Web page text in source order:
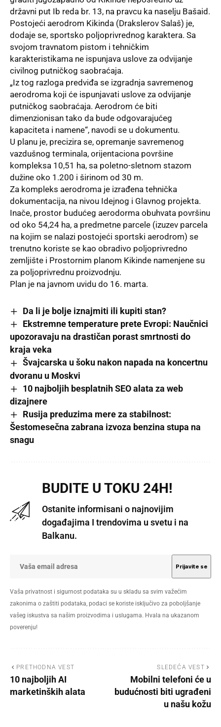
državni put Ib reda br. 13, na pravcu ka naselju Bašaid.
Postojeći aerodrom Kikinda (Drakslerov Salaš) je,
dodaje se, sportsko poljoprivrednog karaktera. Sa
svojom travnatom pistom i tehničkim
karakteristikama ne ispunjava uslove za odvijanje
civilnog putničkog saobraćaja.
„Iz tog razloga predviđa se izgradnja savremenog
aerodroma koji će ispunjavati uslove za odvijanje
putničkog saobraćaja. Aerodrom će biti
dimenzionisan tako da bude odgovarajućeg
kapaciteta i namene“, navodi se u dokumentu.
U planu je, precizira se, opremanje savremenog
vazdušnog terminala, orijentaciona površine
kompleksa 10,51 ha, sa poletno-sletnom stazom
dužine oko 1.200 i širinom od 30 m.
Za kompleks aerodroma je izrađena tehnička
dokumentacija, na nivou Idejnog i Glavnog projekta.
Inače, prostor budućeg aerodorma obuhvata površinu
od oko 54,24 ha, a predmetne parcele (izuzev parcela
na kojim se nalazi postojeći sportski aerodrom) se
trenutno koriste se kao obradivo poljoprivredno
zemljište i Prostornim planom Kikinde namenjene su
za poljoprivrednu proizvodnju.
Plan je na javnom uvidu do 16. marta.
Da li je bolje iznajmiti ili kupiti stan?
Ekstremne temperature prete Evropi: Naučnici
upozoravaju na drastičan porast smrtnosti do
kraja veka
Švajcarska u šoku nakon napada na koncertnu
dvoranu u Moskvi
10 najbolјih besplatnih SEO alata za web
dizajnere
Rusija preduzima mere za stabilnost:
Šestomesečna zabrana izvoza benzina stupa na
snagu
BUDITE U TOKU 24H!
Ostanite informisani o najnovijim
događajima I trendovima u svetu i na
Balkanu.
Vaša privatnost i sigurnost podataka su u skladu sa svim važećim
zakonima o zaštiti podataka, podaci se koriste isključivo za poboljšanje
vašeg iskustva sa našim proizvodima i uslugama. Hvala na ukazanom
poverenju!
PRETHODNA VEST
10 najbolјih AI
marketinških alata
SLEDEĆA VEST
Mobilni telefoni će u
budućnosti biti ugrađeni
u našu kožu